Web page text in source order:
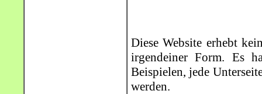
Diese Website erhebt
irgendeiner Form. Es
Beispielen, jede
werden.